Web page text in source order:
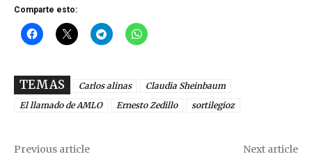
Comparte esto:
TEMAS Carlos alinas
Claudia Sheinbaum
El llamado de AMLO
Ernesto Zedillo sortilegioz
Previous article Next article